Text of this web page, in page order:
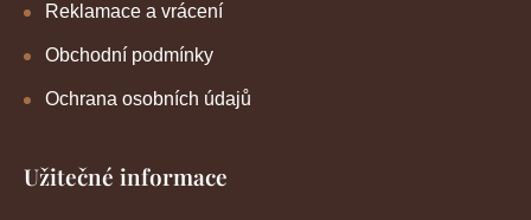
Reklamace a vrácení
Obchodní podmínky
Ochrana osobních údajů
Užitečné informace